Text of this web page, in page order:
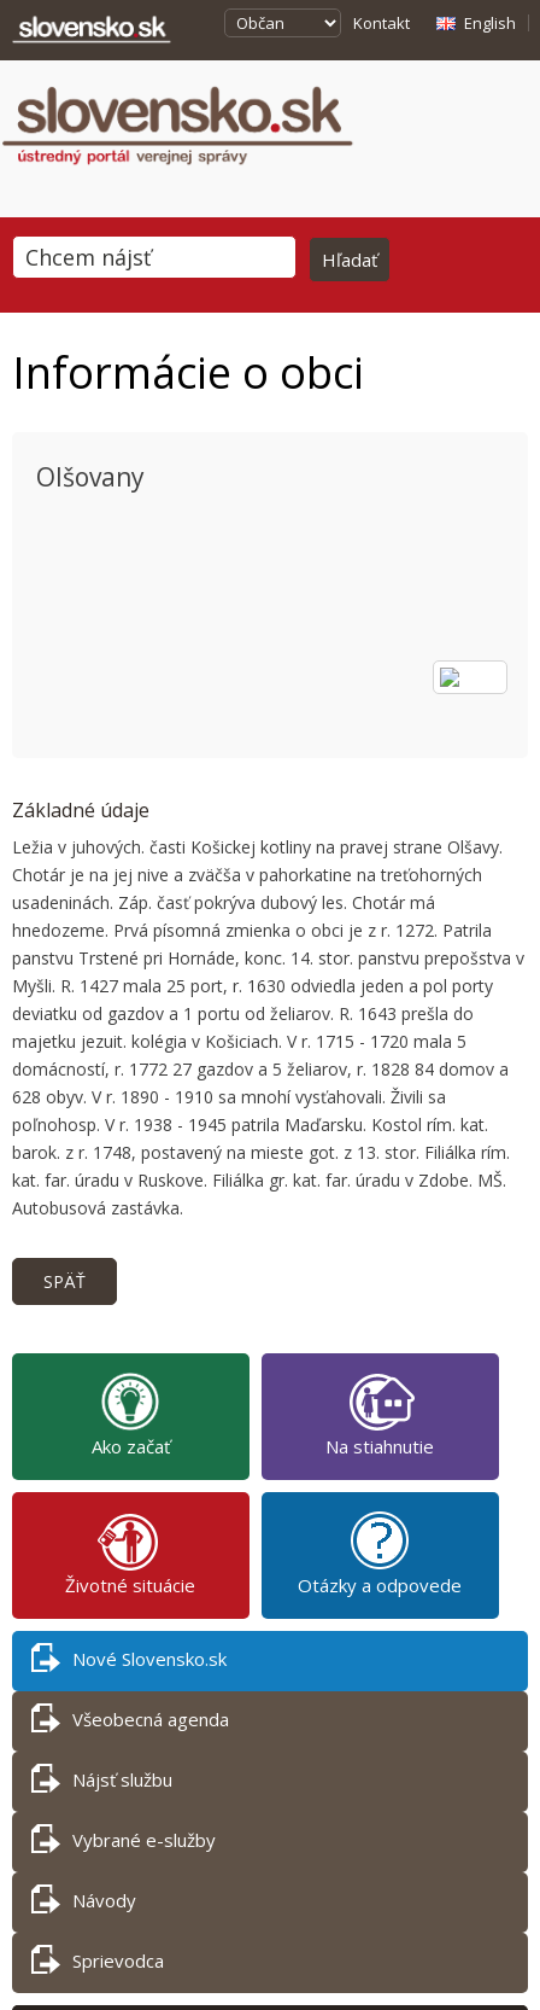
Kontakt English
Informácie o obci
Olšovany
Základné údaje
Ležia v juhových. časti Košickej kotliny na pravej strane Olšavy.
Chotár je na jej nive a zväčša v pahorkatine na treťohorných
usadeninách. Záp. časť pokrýva dubový les. Chotár má
hnedozeme. Prvá písomná zmienka o obci je z r. 1272. Patrila
panstvu Trstené pri Hornáde, konc. 14. stor. panstvu prepošstva v
Myšli. R. 1427 mala 25 port, r. 1630 odviedla jeden a pol porty
deviatku od gazdov a 1 portu od želiarov. R. 1643 prešla do
majetku jezuit. kolégia v Košiciach. V r. 1715 - 1720 mala 5
domácností, r. 1772 27 gazdov a 5 želiarov, r. 1828 84 domov a
628 obyv. V r. 1890 - 1910 sa mnohí vysťahovali. Živili sa
poľnohosp. V r. 1938 - 1945 patrila Maďarsku. Kostol rím. kat.
barok. z r. 1748, postavený na mieste got. z 13. stor. Filiálka rím.
kat. far. úradu v Ruskove. Filiálka gr. kat. far. úradu v Zdobe. MŠ.
Autobusová zastávka.
SPÄŤ
Ako začať Na stiahnutie
Životné situácie Otázky a odpovede
Nové Slovensko.sk
Všeobecná agenda
Nájsť službu
Vybrané e-služby
Návody
Sprievodca